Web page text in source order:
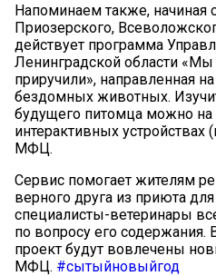
Напоминаем также, начиная
Приозерского,
действует программа
Ленинградской области «Мы
приручили», направленная
бездомных животных.
будущего питомца можно
интерактивных устройствах
МФЦ.
Сервис помогает жителям
верного друга из приюта
специалисты-ветеринары
по вопросу его
проект будут вовлечены
МФЦ. #сытыйновыйгод